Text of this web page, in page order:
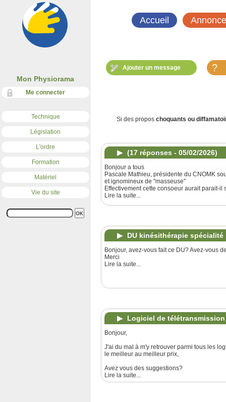
Mon Physiorama
Me connecter
Technique
Législation
L'ordre
Formation
Matériel
Vie du site
Accueil
Ajouter un message ?
Si des propos choquants ou
(17 réponses - 05/02/2026)
Bonjour a tous
Pascale Mathieu, présidente du CNOMK
et ignomineux de "masseuse"
Effectivement cette consoeur aurait parait-
Lire la suite...
DU kinésithérapie
Bonjour, avez-vous fait ce DU? Avez-vous
Merci
Lire la suite...
Logiciel de
Bonjour,
J'ai du mal à m'y retrouver parmi tous les
le meilleur au meilleur prix,
Avez vous des suggestions?
Lire la suite...